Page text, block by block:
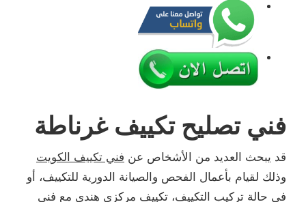
فني تصليح تكييف غرناطة
قد يبحث العديد من الأشخاص عن فني تكييف الكويت
وذلك لقيام بأعمال الفحص والصيانة الدورية للتكييف، أو
في حالة تركيب التكييف، تكييف مركزي هندي مع فني